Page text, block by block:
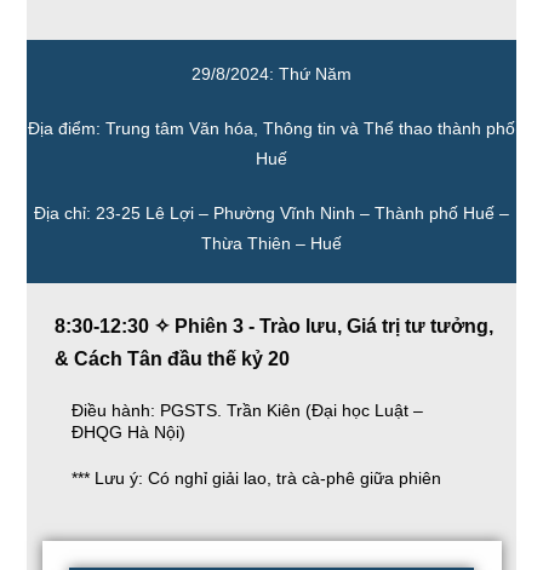
29/8/2024: Thứ Năm
Địa điểm: Trung tâm Văn hóa, Thông tin và Thể thao thành phố
Huế
Địa chỉ: 23-25 Lê Lợi – Phường Vĩnh Ninh – Thành phố Huế –
Thừa Thiên – Huế
8:30-12:30 ✧ Phiên 3 - Trào lưu, Giá trị tư tưởng,
& Cách Tân đầu thế kỷ 20
Điều hành: PGSTS. Trần Kiên (Đại học Luật –
ĐHQG Hà Nội)
*** Lưu ý: Có nghỉ giải lao, trà cà-phê giữa phiên